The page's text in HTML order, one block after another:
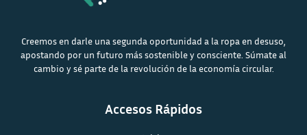
Creemos en darle una segunda oportunidad a la ropa en desuso,
apostando por un futuro más sostenible y consciente. Súmate al
cambio y sé parte de la revolución de la economía circular.
Accesos Rápidos